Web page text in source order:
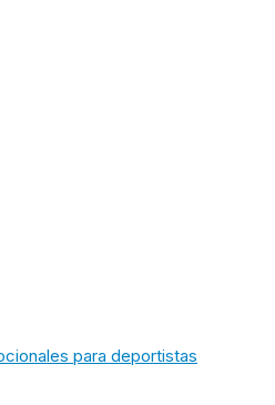
para deportistas